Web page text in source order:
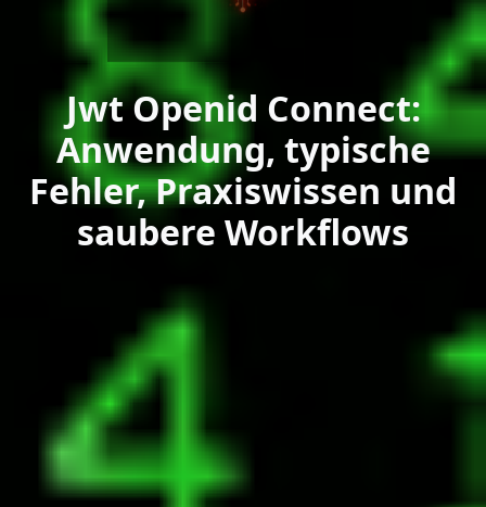
Jwt Openid Connect:
Anwendung, typische
Fehler, Praxiswissen und
saubere Workflows